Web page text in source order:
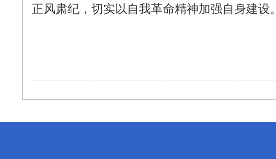
正风肃纪，切实以自我革命精神加强自身建设。